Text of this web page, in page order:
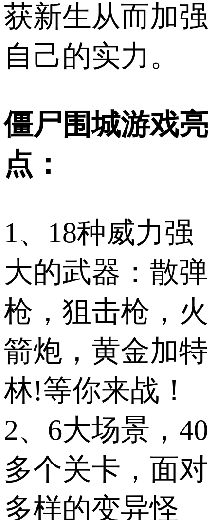
获新生从而加强
自己的实力。
僵尸围城游戏亮
点：
1、18种威力强
大的武器：散弹
枪，狙击枪，火
箭炮，黄金加特
林!等你来战！
2、6大场景，40
多个关卡，面对
多样的变异怪